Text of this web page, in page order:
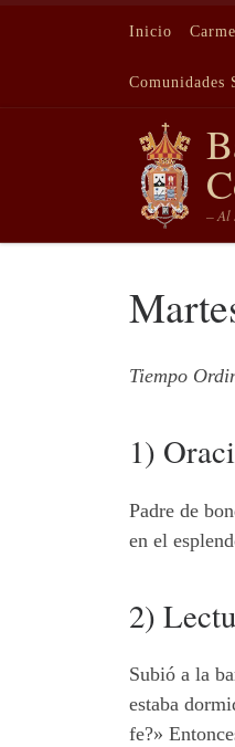
Saltar al contenido
Inicio
Comunidades
– Al
Tiempo
1)
Padre de
en el
2)
Subió a la
estaba
fe?»